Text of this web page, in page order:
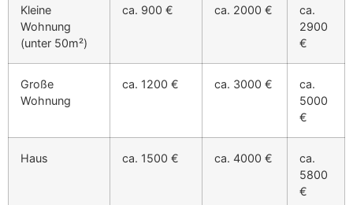
Kleine
Wohnung
(unter 50m²)
ca. 900 € ca. 2000 €
ca.
2900
€
Große
Wohnung
ca. 1200 € ca. 3000 €
ca.
5000
€
Haus ca. 1500 € ca. 4000 €
ca.
5800
€